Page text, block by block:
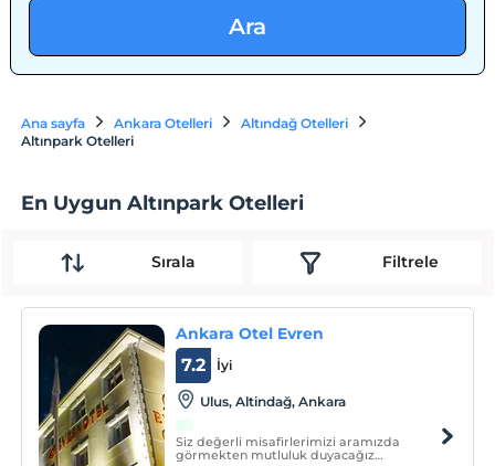
Ara
Ana sayfa Ankara Otelleri
Altındağ Otelleri
Altınpark Otelleri
En Uygun Altınpark Otelleri
Sırala Filtrele
Ankara Otel Evren
İyi
7.2
Ulus, Altindağ, Ankara
Siz değerli misafirlerimizi aramızda
görmekten mutluluk duyacağız